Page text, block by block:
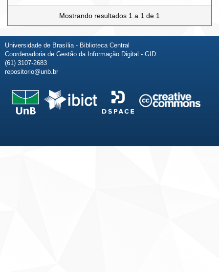
Mostrando resultados 1 a 1 de 1
Universidade de Brasília - Biblioteca Central
Coordenadoria de Gestão da Informação Digital - GID
(61) 3107-2683
repositorio@unb.br